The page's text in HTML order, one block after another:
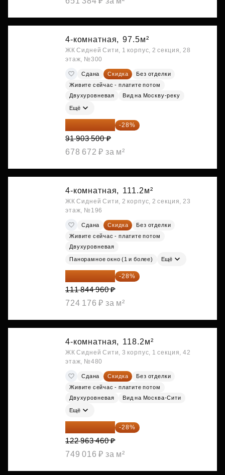
4-комнатная, 97.5м²
ЖК Сидней Сити, 1 корпус, 2 секция, 28
этаж, №300
Сдана Скидка
Без отделки
Живите сейчас - платите потом
Двухуровневая
Вид на Москву-реку
Ещё
66 170 520 ₽ -28%
91 903 500 ₽
678 672 ₽ за м²
4-комнатная, 111.2м²
ЖК Сидней Сити, 2 корпус, 2 секция, 23
этаж, №196
Сдана Скидка
Без отделки
Живите сейчас - платите потом
Двухуровневая
Панорамное окно (1 и более) Ещё
80 528 371 ₽ -28%
111 844 960 ₽
724 176 ₽ за м²
4-комнатная, 118.2м²
ЖК Сидней Сити, 3 корпус, 1 секция, 42
этаж, №480
Сдана Скидка
Без отделки
Живите сейчас - платите потом
Двухуровневая
Вид на Москва-Сити
Ещё
88 533 691 ₽ -28%
122 963 460 ₽
749 016 ₽ за м²